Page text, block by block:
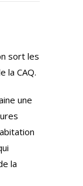
a
m
sort les
la CAQ.
une
la